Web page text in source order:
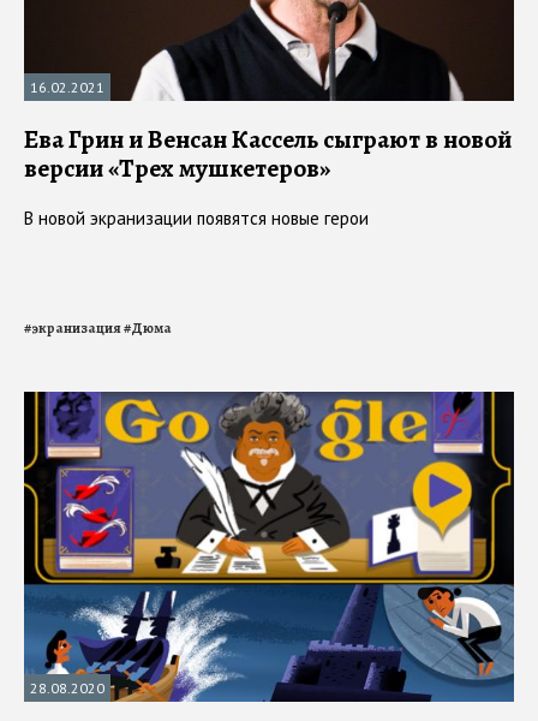
16.02.2021
Ева Грин и Венсан Кассель сыграют в новой
версии «Трех мушкетеров»
В новой экранизации появятся новые герои
#экранизация#Дюма
28.08.2020